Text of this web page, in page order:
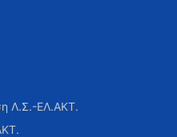
Λ.Σ.-ΕΛ.ΑΚΤ.